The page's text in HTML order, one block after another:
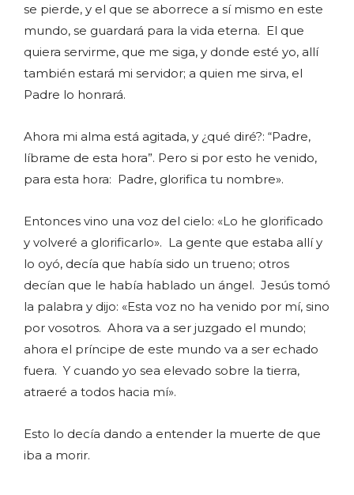
se pierde, y el que se aborrece a sí mismo en este
mundo, se guardará para la vida eterna. El que
quiera servirme, que me siga, y donde esté yo, allí
también estará mi servidor; a quien me sirva, el
Padre lo honrará.
Ahora mi alma está agitada, y ¿qué diré?: “Padre,
líbrame de esta hora”. Pero si por esto he venido,
para esta hora: Padre, glorifica tu nombre».
Entonces vino una voz del cielo: «Lo he glorificado
y volveré a glorificarlo». La gente que estaba allí y
lo oyó, decía que había sido un trueno; otros
decían que le había hablado un ángel. Jesús tomó
la palabra y dijo: «Esta voz no ha venido por mí, sino
por vosotros. Ahora va a ser juzgado el mundo;
ahora el príncipe de este mundo va a ser echado
fuera. Y cuando yo sea elevado sobre la tierra,
atraeré a todos hacia mí».
Esto lo decía dando a entender la muerte de que
iba a morir.